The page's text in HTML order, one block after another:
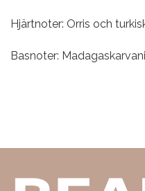
Hjärtnoter: Orris och
Basnoter: